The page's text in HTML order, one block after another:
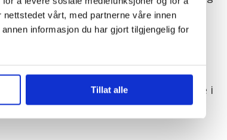
vårt, med partnerne våre innen
informasjon du har gjort tilgjengelig for
Tillat alle
sier Mæland.
ting, og de tenker på forhånd nøye
slik at de ikke trenger å hente så mye i